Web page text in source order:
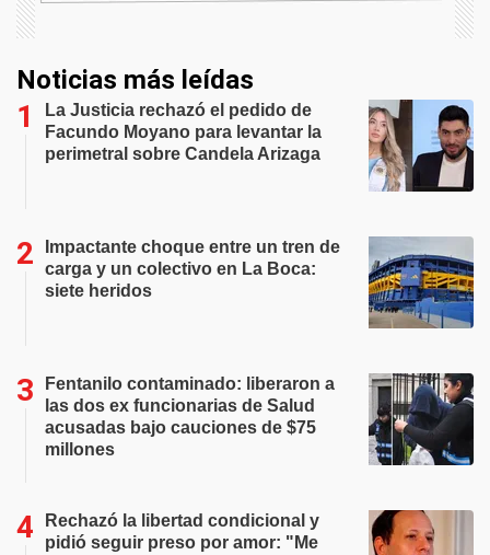
Noticias más leídas
La Justicia rechazó el pedido de
Facundo Moyano para levantar la
perimetral sobre Candela Arizaga
Impactante choque entre un tren de
carga y un colectivo en La Boca:
siete heridos
Fentanilo contaminado: liberaron a
las dos ex funcionarias de Salud
acusadas bajo cauciones de $75
millones
Rechazó la libertad condicional y
pidió seguir preso por amor: "Me